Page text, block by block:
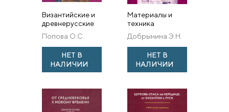
Византийские и
древнерусские
миниатюры
Попова О.С.
НЕТ В
НАЛИЧИИ
Материалы и
техника
византийской
рукописной
книги (по
реставрационной
документации
Добрынина Э.Н.
НЕТ В
НАЛИЧИИ